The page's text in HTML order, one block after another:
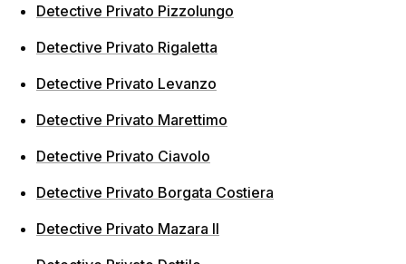
Detective Privato Pizzolungo
Detective Privato Rigaletta
Detective Privato Levanzo
Detective Privato Marettimo
Detective Privato Ciavolo
Detective Privato Borgata Costiera
Detective Privato Mazara II